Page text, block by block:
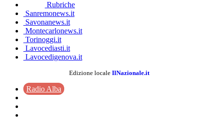
Rubriche
Sanremonews.it
Savonanews.it
Montecarlonews.it
Torinoggi.it
Lavocediasti.it
Lavocedigenova.it
Edizione locale IlNazionale.it
Radio Alba